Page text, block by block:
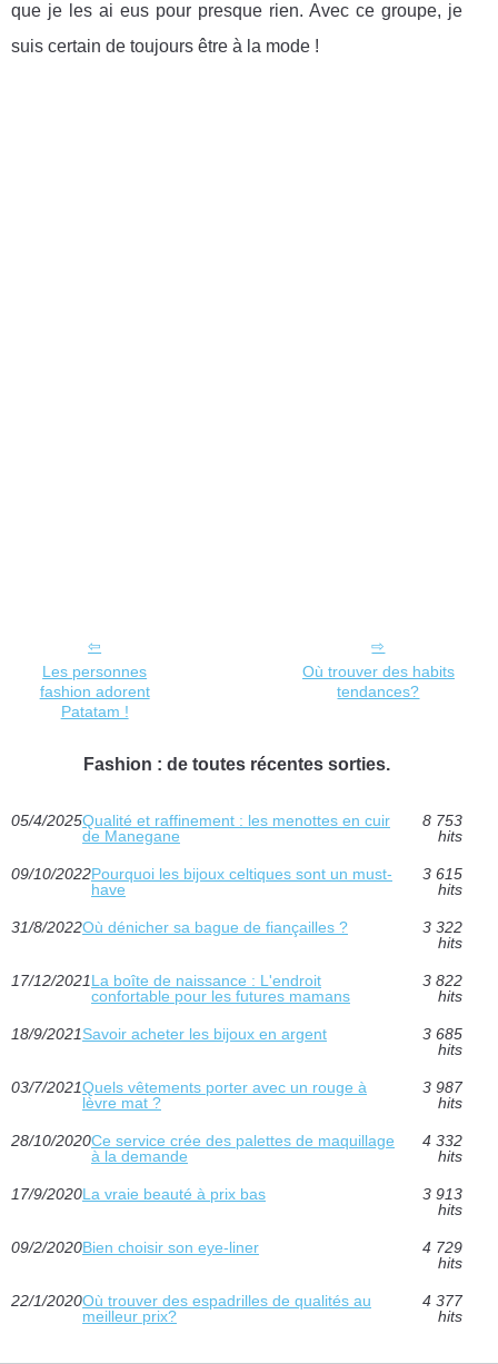
que je les ai eus pour presque rien. Avec ce groupe, je
suis certain de toujours être à la mode !
Les personnes
fashion adorent
Patatam !
Où trouver des habits
tendances?
Fashion : de toutes récentes sorties.
05/4/2025Qualité et raffinement : les menottes en cuir
de Manegane
8 753
hits
09/10/2022Pourquoi les bijoux celtiques sont un must-
have
3 615
hits
31/8/2022Où dénicher sa bague de fiançailles ?
3 322
hits
17/12/2021La boîte de naissance : L'endroit
confortable pour les futures mamans
3 822
hits
18/9/2021Savoir acheter les bijoux en argent
3 685
hits
03/7/2021Quels vêtements porter avec un rouge à
lèvre mat ?
3 987
hits
28/10/2020Ce service crée des palettes de maquillage
à la demande
4 332
hits
17/9/2020La vraie beauté à prix bas
3 913
hits
09/2/2020Bien choisir son eye-liner
4 729
hits
22/1/2020Où trouver des espadrilles de qualités au
meilleur prix?
4 377
hits